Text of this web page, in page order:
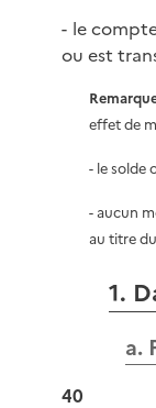
- le
ou est
effet de
- le solde
- aucun
au titre
1.
a.
40